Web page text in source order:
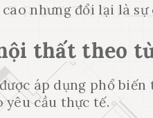
nhưng đổi lại là
thất theo
áp dụng phổ
cầu thực tế.